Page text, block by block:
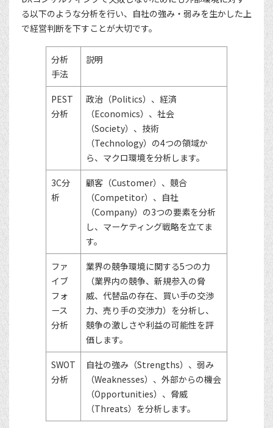
る以下のような分析を行い、自社の強み・弱みを生かした上
で経営判断を下すことが大切です。
分析
手法
説明
PEST
分析
政治（Politics）、経済
（Economics）、社会
（Society）、技術
（Technology）の4つの領域か
ら、マクロ環境を分析します。
3C分
析
顧客（Customer）、競合
（Competitor）、自社
（Company）の3つの要素を分析
し、マーケティング戦略を立てま
す。
ファ
イブ
フォ
ース
分析
業界の競争環境に関する5つの力
（業界内の競争、新規参入の脅
威、代替品の存在、買い手の交渉
力、売り手の交渉力）を分析し、
競争の激しさや利益の可能性を評
価します。
SWOT
分析
自社の強み（Strengths）、弱み
（Weaknesses）、外部からの機会
（Opportunities）、脅威
（Threats）を分析します。